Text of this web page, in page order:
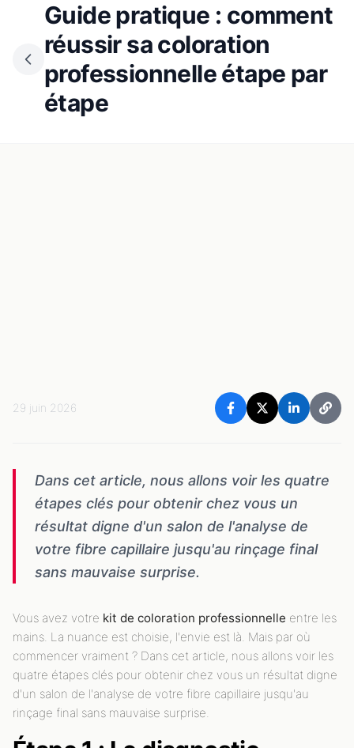
Guide pratique : comment
réussir sa coloration
professionnelle étape par
étape
29 juin 2026
Dans cet article, nous allons voir les quatre
étapes clés pour obtenir chez vous un
résultat digne d'un salon de l'analyse de
votre fibre capillaire jusqu'au rinçage final
sans mauvaise surprise.
Vous avez votre kit de coloration professionnelle entre les
mains. La nuance est choisie, l'envie est là. Mais par où
commencer vraiment ? Dans cet article, nous allons voir les
quatre étapes clés pour obtenir chez vous un résultat digne
d'un salon de l'analyse de votre fibre capillaire jusqu'au
rinçage final sans mauvaise surprise.